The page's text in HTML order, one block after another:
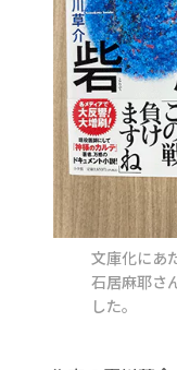
文庫化にあ
石居麻耶さ
した。